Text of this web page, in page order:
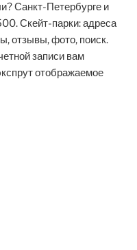
Санкт-Петербурге и
Скейт-парки: адреса
отзывы, фото, поиск.
записи вам
отображаемое